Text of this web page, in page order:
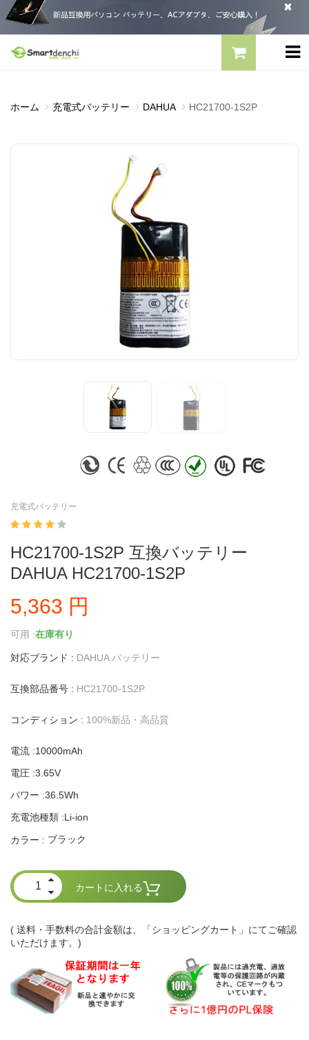
ホーム 充電式バッテリー DAHUA HC21700-1S2P
充電式バッテリー
HC21700-1S2P 互換バッテリー
DAHUA HC21700-1S2P
5,363 円
可用 :在庫有り
対応ブランド : DAHUA バッテリー
互換部品番号 : HC21700-1S2P
コンディション : 100%新品・高品質
電流 :10000mAh
電圧 :3.65V
パワー :36.5Wh
充電池種類 :Li-ion
カラー : ブラック
カートに入れる
( 送料・手数料の合計金額は、「ショッピングカート」にてご確認
いただけます。)